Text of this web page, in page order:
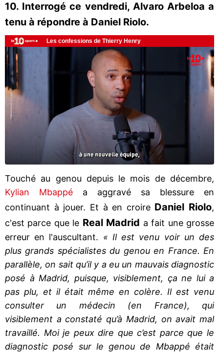
10. Interrogé ce vendredi, Alvaro Arbeloa a
tenu à répondre à Daniel Riolo.
Touché au genou depuis le mois de décembre,
Kylian Mbappé a aggravé sa blessure en
continuant à jouer. Et à en croire Daniel Riolo,
c'est parce que le Real Madrid a fait une grosse
erreur en l'auscultant. « Il est venu voir un des
plus grands spécialistes du genou en France. En
parallèle, on sait qu’il y a eu un mauvais diagnostic
posé à Madrid, puisque, visiblement, ça ne lui a
pas plu, et il était même en colère. Il est venu
consulter un médecin (en France), qui
visiblement a constaté qu’à Madrid, on avait mal
travaillé. Moi je peux dire que c’est parce que le
diagnostic posé sur le genou de Mbappé était